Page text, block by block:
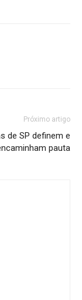
Próximo artigo
de SP definem e
pauta